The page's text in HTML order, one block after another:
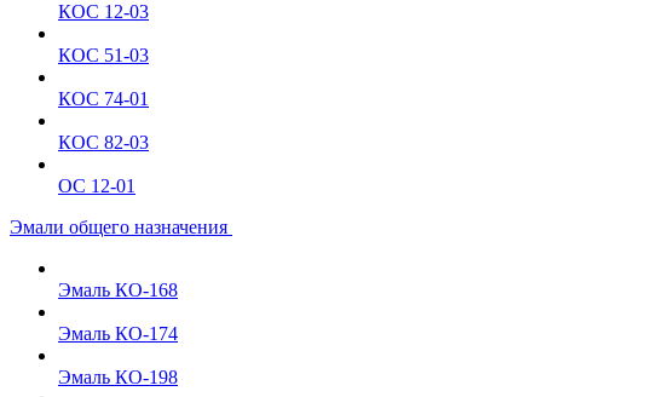
КОС 12-03
КОС 51-03
КОС 74-01
КОС 82-03
ОС 12-01
Эмали общего назначения
Эмаль КО-168
Эмаль КО-174
Эмаль КО-198